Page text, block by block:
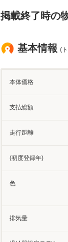
掲載終了時の
基本情報 (
本体価格
支払総額
走行距離
(初度登録年)
色
排気量